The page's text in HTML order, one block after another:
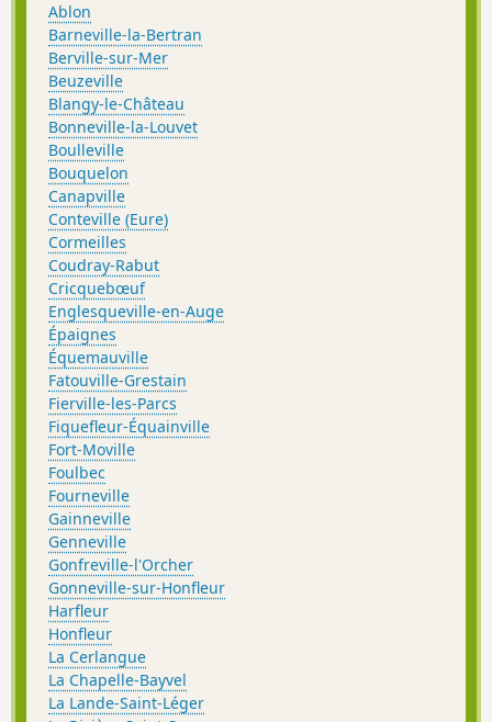
Ablon
Barneville-la-Bertran
Berville-sur-Mer
Beuzeville
Blangy-le-Château
Bonneville-la-Louvet
Boulleville
Bouquelon
Canapville
Conteville (Eure)
Cormeilles
Coudray-Rabut
Cricquebœuf
Englesqueville-en-Auge
Épaignes
Équemauville
Fatouville-Grestain
Fierville-les-Parcs
Fiquefleur-Équainville
Fort-Moville
Foulbec
Fourneville
Gainneville
Genneville
Gonfreville-l'Orcher
Gonneville-sur-Honfleur
Harfleur
Honfleur
La Cerlangue
La Chapelle-Bayvel
La Lande-Saint-Léger